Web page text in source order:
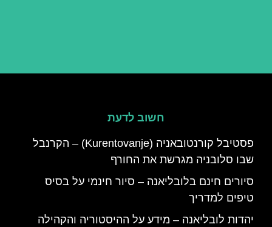
חשוב לדעת
פסטיבל קורנטובאניה (Kurentovanje) – הקרנבל
שבו סלובניה מגרשת את החורף
סיורים חינם בלובליאנה – סיור חינמי על בסיס
טיפים למדריך
יהדות לובליאנה – מידע על ההיסטוריה והקהילה